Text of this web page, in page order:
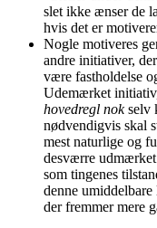
slet ikke ænser de
hvis det er
Nogle motiveres
andre initiativer,
være fastholdelse
Udemærket
hovedregl nokselv
nødvendigvis skal
mest naturlige og
desværre udmærket
som tingenes
denne
der fremmer mere